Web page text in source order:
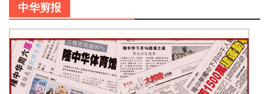
中华剪报